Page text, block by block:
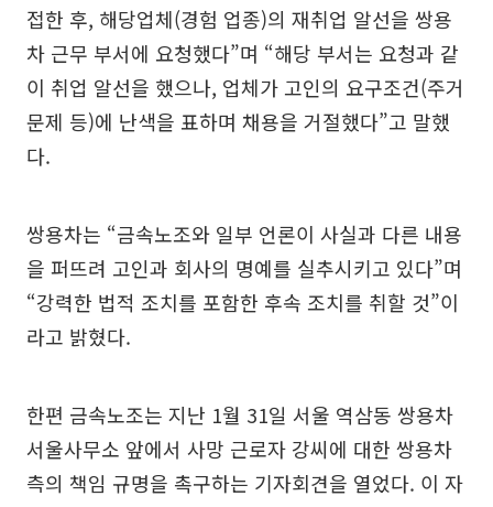
접한 후, 해당업체(경험 업종)의 재취업 알선을 쌍용
차 근무 부서에 요청했다”며 “해당 부서는 요청과 같
이 취업 알선을 했으나, 업체가 고인의 요구조건(주거
문제 등)에 난색을 표하며 채용을 거절했다”고 말했
다.
쌍용차는 “금속노조와 일부 언론이 사실과 다른 내용
을 퍼뜨려 고인과 회사의 명예를 실추시키고 있다”며
“강력한 법적 조치를 포함한 후속 조치를 취할 것”이
라고 밝혔다.
한편 금속노조는 지난 1월 31일 서울 역삼동 쌍용차
서울사무소 앞에서 사망 근로자 강씨에 대한 쌍용차
측의 책임 규명을 촉구하는 기자회견을 열었다. 이 자